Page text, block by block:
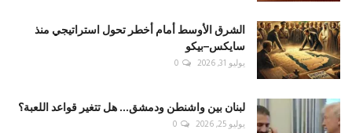
الشرق الأوسط أمام أخطر تحول استراتيجي منذ
سايكس–بيكو
يوليو 31, 2026 0
لبنان بين واشنطن ودمشق... هل تتغير قواعد اللعبة؟
يوليو 25, 2026 0